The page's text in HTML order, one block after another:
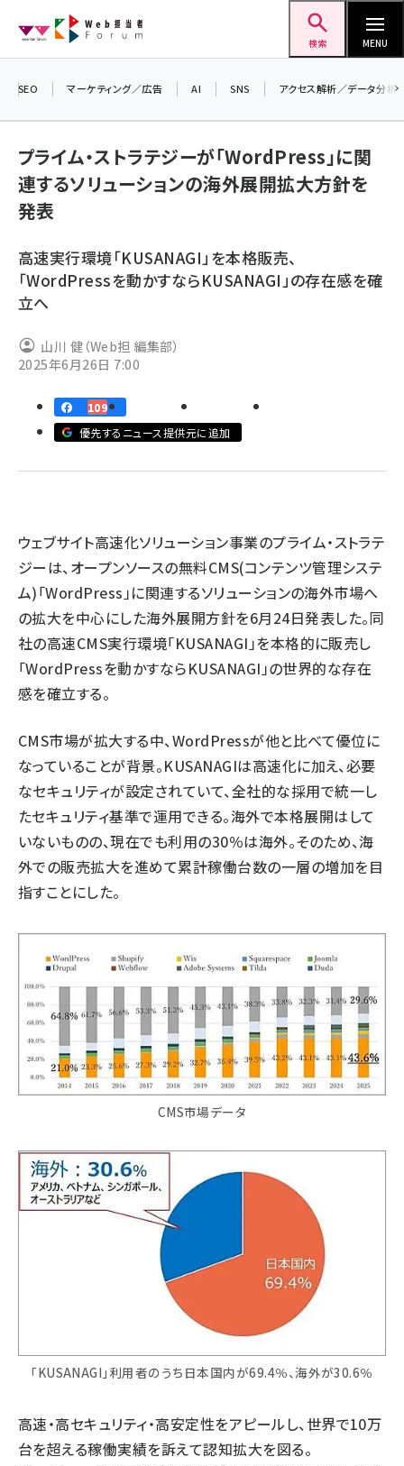
ン
検索 MENU
youtube (2441)
セミナー (2310)
z世代 (1623)
meo (1277)
llmo (1167)
SEO マーケティング／広告 AI SNS アクセス解析／データ分析
プライム・ストラテジーが「WordPress」に関
連するソリューションの海外展開拡大方針を
発表
高速実行環境「KUSANAGI」を本格販売、
「WordPressを動かすならKUSANAGI」の存在感を確
立へ
山川 健（Web担 編集部）
2025年6月26日 7:00
109
優先するニュース提供元に追加
ウェブサイト高速化ソリューション事業のプライム・ストラテ
ジーは、オープンソースの無料CMS(コンテンツ管理システ
ム)「WordPress」に関連するソリューションの海外市場へ
の拡大を中心にした海外展開方針を6月24日発表した。同
社の高速CMS実行環境「KUSANAGI」を本格的に販売し
「WordPressを動かすならKUSANAGI」の世界的な存在
感を確立する。
CMS市場が拡大する中、WordPressが他と比べて優位に
なっていることが背景。KUSANAGIは高速化に加え、必要
なセキュリティが設定されていて、全社的な採用で統一し
たセキュリティ基準で運用できる。海外で本格展開はして
いないものの、現在でも利用の30％は海外。そのため、海
外での販売拡大を進めて累計稼働台数の一層の増加を目
指すことにした。
CMS市場データ
「KUSANAGI」利用者のうち日本国内が69.4％、海外が30.6％
高速・高セキュリティ・高安定性をアピールし、世界で10万
台を超える稼働実績を訴えて認知拡大を図る。